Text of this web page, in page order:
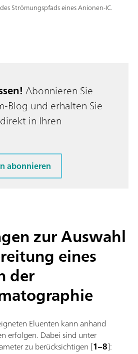
Strömungspfads eines Anionen-IC.
Abonnieren Sie
Blog und erhalten Sie
in Ihren
abonnieren
zur Auswahl
eines
der
Eluenten kann anhand
erfolgen. Dabei sind unter
zu berücksichtigen [1–8]: